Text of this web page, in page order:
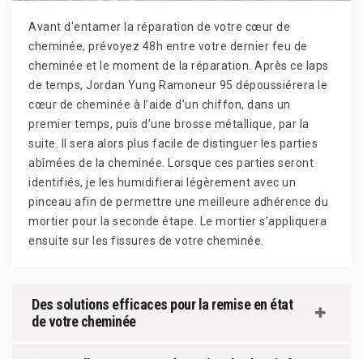
Avant d'entamer la réparation de votre cœur de
cheminée, prévoyez 48h entre votre dernier feu de
cheminée et le moment de la réparation. Après ce laps
de temps, Jordan Yung Ramoneur 95 dépoussiérera le
cœur de cheminée à l’aide d’un chiffon, dans un
premier temps, puis d’une brosse métallique, par la
suite. Il sera alors plus facile de distinguer les parties
abîmées de la cheminée. Lorsque ces parties seront
identifiés, je les humidifierai légèrement avec un
pinceau afin de permettre une meilleure adhérence du
mortier pour la seconde étape. Le mortier s’appliquera
ensuite sur les fissures de votre cheminée.
Des solutions efficaces pour la remise en état
de votre cheminée